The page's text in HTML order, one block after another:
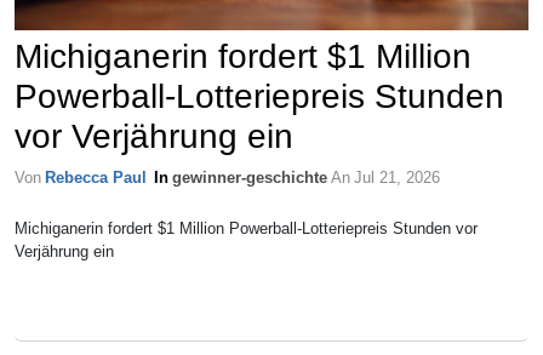
Michiganerin fordert $1 Million
Powerball-Lotteriepreis Stunden
vor Verjährung ein
Von Rebecca Paul In gewinner-geschichte An Jul 21, 2026
Michiganerin fordert $1 Million Powerball-Lotteriepreis Stunden vor
Verjährung ein